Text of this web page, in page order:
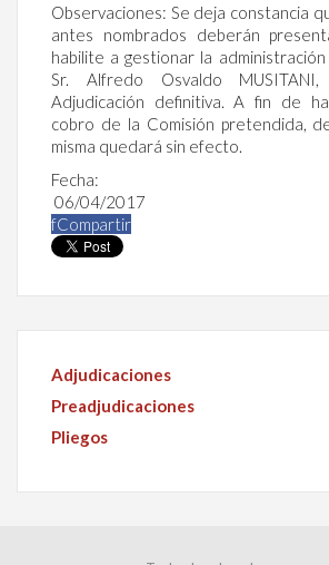
Observaciones: Se deja constancia
antes nombrados deberán
habilite a gestionar la
Sr. Alfredo Osvaldo
Adjudicación definitiva. A fin de
cobro de la Comisión pretendida,
misma quedará sin efecto.
Fecha:
06/04/2017
fCompartir
Adjudicaciones
Preadjudicaciones
Pliegos